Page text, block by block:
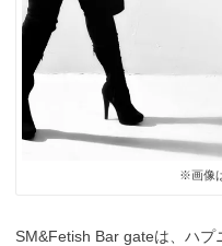
※画像
SM&Fetish Bar gateは、ハ